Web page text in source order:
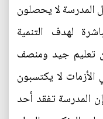
المدرسة لا يحصلون
لهدف التنمية
تعليم جيد ومنصف
لا يكتسبون
المدرسة تفقد أحد